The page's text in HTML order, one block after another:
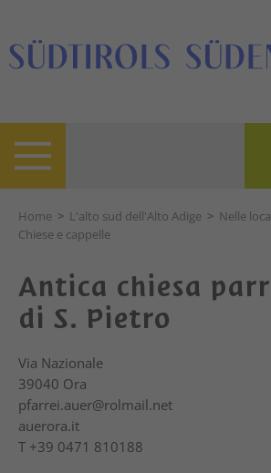
Home > L'alto sud dell'Alto Adige > Nelle
Chiese e cappelle
Antica chiesa
di S. Pietro
Via Nazionale
39040 Ora
pfarrei.auer@rolmail.net
auerora.it
T +39 0471 810188